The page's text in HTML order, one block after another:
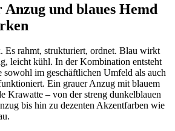
und blaues Hemd
Es rahmt, strukturiert, ordnet. Blau wirkt
leicht kühl. In der Kombination entsteht
sowohl im geschäftlichen Umfeld als auch
Ein grauer Anzug mit blauem
Krawatte – von der streng dunkelblauen
bis hin zu dezenten Akzentfarben wie